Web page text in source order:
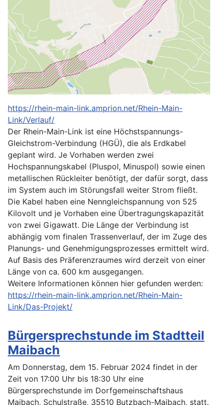
https://rhein-main-link.amprion.net/Rhein-Main-
Link/Verlauf/
Der Rhein-Main-Link ist eine Höchstspannungs-
Gleichstrom-Verbindung (HGÜ), die als Erdkabel
geplant wird. Je Vorhaben werden zwei
Hochspannungskabel (Pluspol, Minuspol) sowie einen
metallischen Rückleiter benötigt, der dafür sorgt, dass
im System auch im Störungsfall weiter Strom fließt.
Die Kabel haben eine Nenngleichspannung von 525
Kilovolt und je Vorhaben eine Übertragungskapazität
von zwei Gigawatt. Die Länge der Verbindung ist
abhängig vom finalen Trassenverlauf, der im Zuge des
Planungs- und Genehmigungsprozesses ermittelt wird.
Auf Basis des Präferenzraumes wird derzeit von einer
Länge von ca. 600 km ausgegangen.
Weitere Informationen können hier gefunden werden:
https://rhein-main-link.amprion.net/Rhein-Main-
Link/Das-Projekt/
Bürgersprechstunde im Stadtteil
Maibach
Am Donnerstag, dem 15. Februar 2024 findet in der
Zeit von 17:00 Uhr bis 18:30 Uhr eine
Bürgersprechstunde im Dorfgemeinschaftshaus
Maibach, Schulstraße, 35510 Butzbach-Maibach, statt.